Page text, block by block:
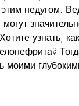
недугом.
узнать,
моими